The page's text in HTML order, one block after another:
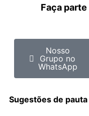
Faça
Nosso
Grupo no
WhatsApp
Sugestões de